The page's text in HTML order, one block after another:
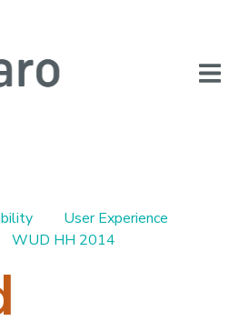
User Experience
WUD HH 2014